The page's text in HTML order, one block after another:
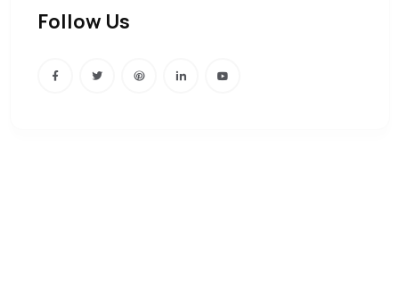
Follow Us